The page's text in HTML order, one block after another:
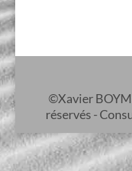
©Xavier
réservés -